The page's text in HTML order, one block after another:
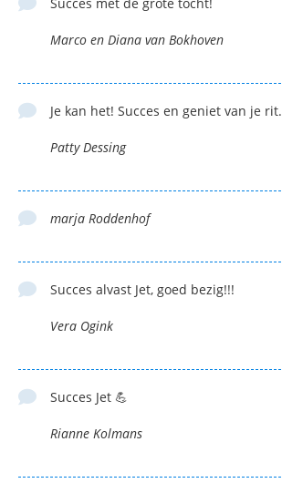
Marco en Diana van Bokhoven
Je kan het! Succes en geniet van je rit.
Patty Dessing
marja Roddenhof
Succes alvast Jet, goed bezig!!!
Vera Ogink
Succes Jet 💪
Rianne Kolmans